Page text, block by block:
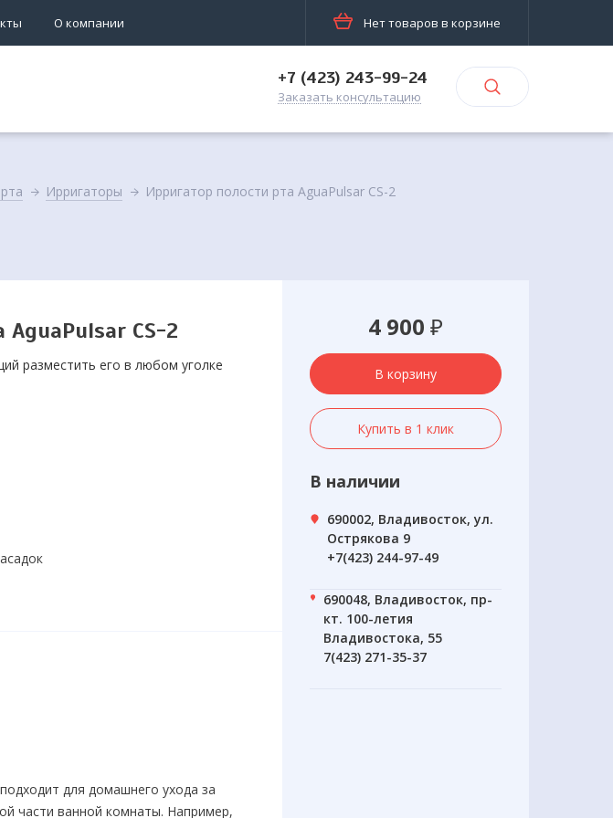
О компании Нет товаров в корзине
+7 (423) 243-99-24
Заказать консультацию
Ирригаторы Ирригатор полости рта AguaPulsar CS-2
AguaPulsar CS-2
разместить его в любом уголке
для домашнего ухода за
части ванной комнаты. Например,
4 900 ₽
В корзину
Купить в 1 клик
В наличии
690002, Владивосток, ул.
Острякова 9
+7(423) 244-97-49
690048, Владивосток, пр-
кт. 100-летия
Владивостока, 55
7(423) 271-35-37